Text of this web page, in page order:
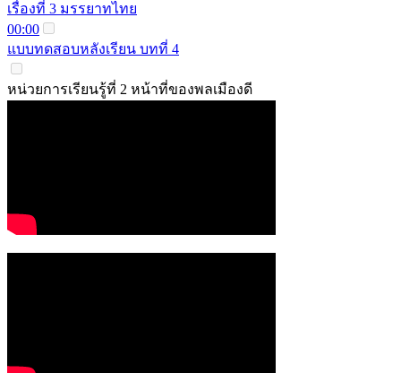
เรื่องที่ 3 มรรยาทไทย
00:00
แบบทดสอบหลังเรียน บทที่ 4
หน่วยการเรียนรู้ที่ 2 หน้าที่ของพลเมืองดี